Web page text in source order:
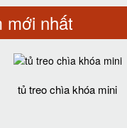
mới nhất
tủ treo chìa khóa mini